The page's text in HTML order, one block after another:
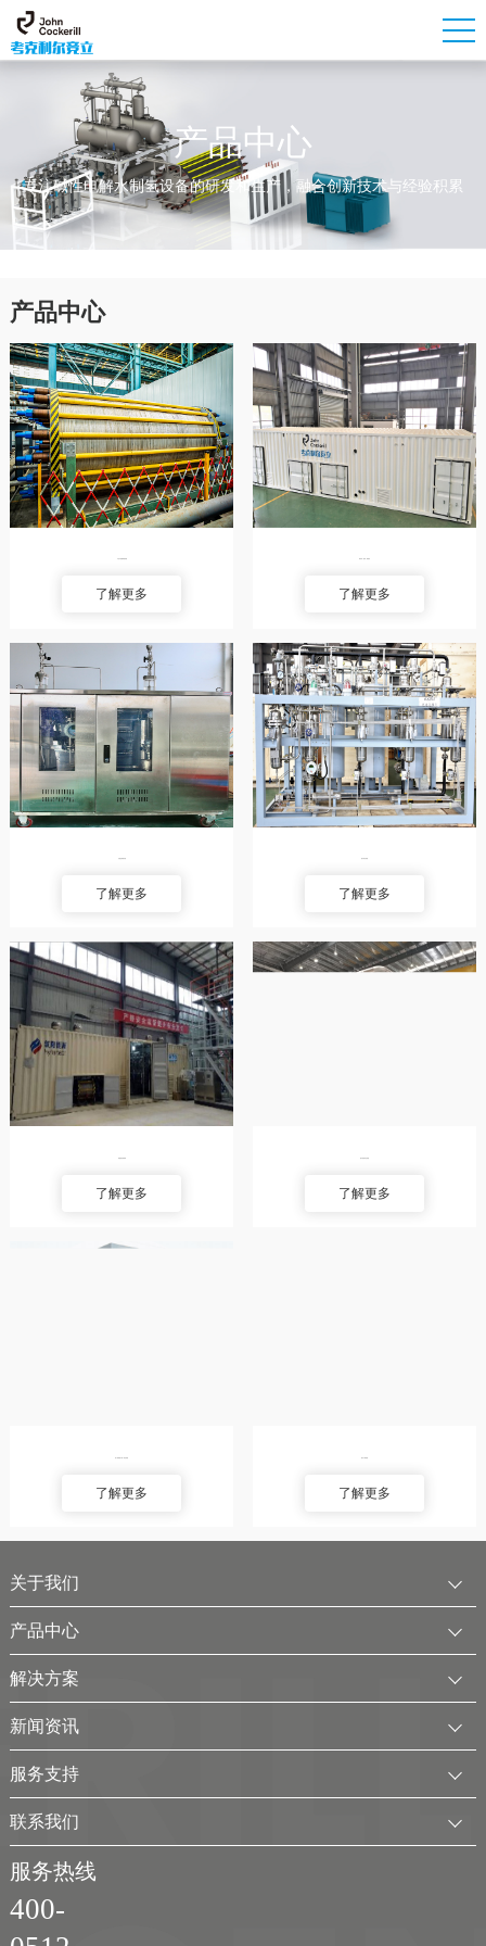
产品中心
专注碱性电解水制氢设备的研发和生产，融合创新技术与经验积累
产品中心
了解更多 了解更多
了解更多 了解更多
了解更多 了解更多
了解更多 了解更多
关于我们
公司简介
发展历程
服务全球
考克利尔集团
产品中心
中压水电解制氢装置
氢气干燥装置
氢气回收净化装置
移动式（箱式）制氢站
实验室制氢设备
解决方案
可再生电解水制氢解决方案
工业用氢解决方案
弃（余）电离网制氢解决方案
新闻资讯
企业动态
行业新闻
展会及活动
服务支持
客户服务
联系我们
联系方式
加入我们
服务热线
400-